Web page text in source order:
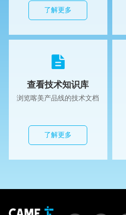
了解更多
查看技术知识库
浏览喀美产品线的技术文档
了解更多